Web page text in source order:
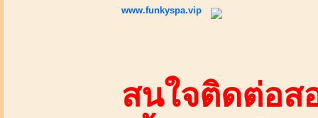
www.funkyspa.vip
สนใจติดต่อส